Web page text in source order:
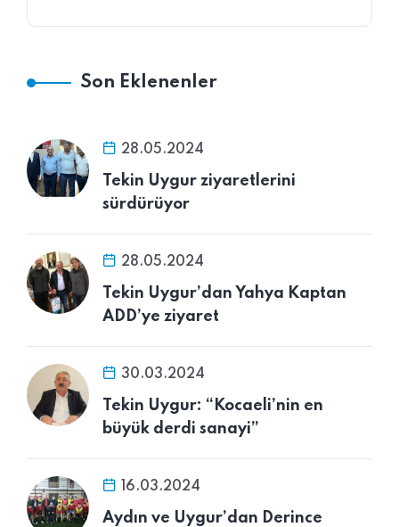
Son Eklenenler
28.05.2024
Tekin Uygur ziyaretlerini
sürdürüyor
28.05.2024
Tekin Uygur’dan Yahya Kaptan
ADD’ye ziyaret
30.03.2024
Tekin Uygur: “Kocaeli’nin en
büyük derdi sanayi”
16.03.2024
Aydın ve Uygur’dan Derince